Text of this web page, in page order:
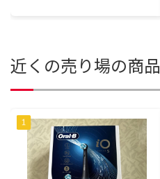
近くの売り場の商品